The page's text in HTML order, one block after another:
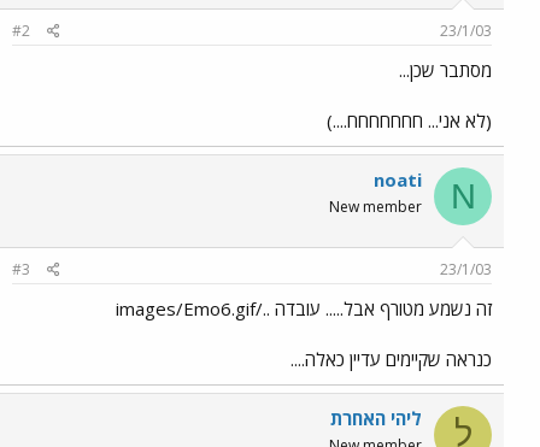
23/1/03
#2
מסתבר שכן...
(לא אני... חחחחחחח....)
N
noati
New member
23/1/03
#3
זה נשמע מטורף אבל..... עובדה ../images/Emo6.gif
כנראה שקיימים עדיין כאלה....
ל ליהי האחרת